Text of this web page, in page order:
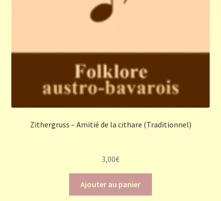
Zithergruss – Amitié de la cithare (Traditionnel)
3,00€
Ajouter au panier